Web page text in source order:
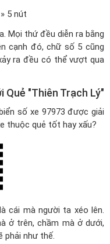
5 nút
Mọi thứ đều diễn ra bằng
cạnh đó, chữ số 5 cũng
ra đều có thể vượt qua
Quẻ "Thiên Trạch Lý"
số xe 97973 được giải
thuộc quẻ tốt hay xấu?
cái mà người ta xéo lên.
ở trên, chầm mà ở dưới,
phải như thế.